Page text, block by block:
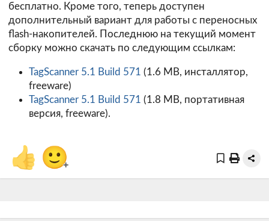
бесплатно. Кроме того, теперь доступен
дополнительный вариант для работы с переносных
flash-накопителей. Последнюю на текущий момент
сборку можно скачать по следующим ссылкам:
TagScanner 5.1 Build 571 (1.6 MB, инсталлятор,
freeware)
TagScanner 5.1 Build 571 (1.8 MB, портативная
версия, freeware).
👍 🙂+